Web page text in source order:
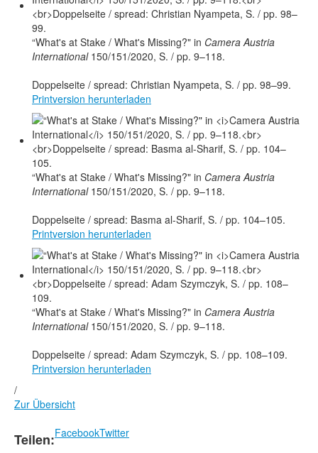
“What's at Stake / What's Missing?" in Camera Austria
International150/151/2020, S. / pp. 9–118.
Doppelseite / spread: Christian Nyampeta, S. / pp. 98–99.
Printversion herunterladen
“What's at Stake / What's Missing?" in Camera Austria
International150/151/2020, S. / pp. 9–118.
Doppelseite / spread: Basma al-Sharif, S. / pp. 104–105.
Printversion herunterladen
“What's at Stake / What's Missing?" in Camera Austria
International150/151/2020, S. / pp. 9–118.
Doppelseite / spread: Adam Szymczyk, S. / pp. 108–109.
Printversion herunterladen
/
Zur Übersicht
Teilen:FacebookTwitter